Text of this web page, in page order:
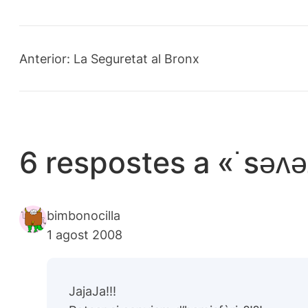
Anterior: La Seguretat al Bronx
bimbonocilla
1 agost 2008
JajaJa!!!